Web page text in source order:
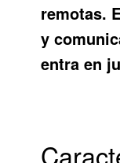
remotas.
y
entra en